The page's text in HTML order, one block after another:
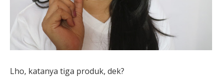
Lho, katanya tiga produk, dek?